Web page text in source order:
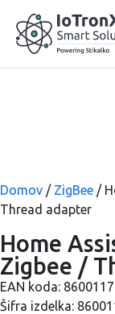
Domov / ZigBee /
Thread adapter
Home
Zigbee /
EAN koda:
Šifra izdelka: